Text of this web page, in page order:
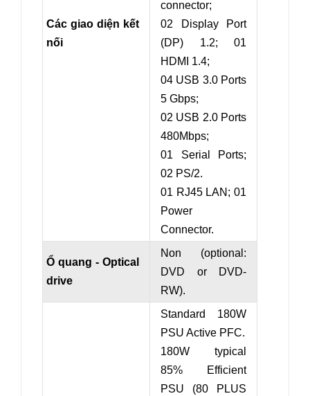
Các giao diện kết
nối
connector;
02 Display Port
(DP) 1.2; 01
HDMI 1.4;
04 USB 3.0 Ports
5 Gbps;
02 USB 2.0 Ports
480Mbps;
01 Serial Ports;
02 PS/2.
01 RJ45 LAN; 01
Power
Connector.
Ổ quang - Optical
drive
Non (optional:
DVD or DVD-
RW).
Standard 180W
PSU Active PFC.
180W typical
85% Efficient
PSU (80
PLUS